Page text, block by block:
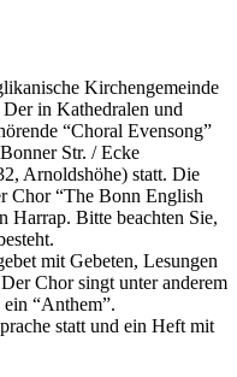
Kirchengemeinde
Der in Kathedralen und
“Choral Evensong”
Str. / Ecke
Arnoldshöhe) statt. Die
Chor “The Bonn English
Harrap. Bitte beachten Sie,
mit Gebeten, Lesungen
Chor singt unter anderem
“Anthem”.
statt und ein Heft mit